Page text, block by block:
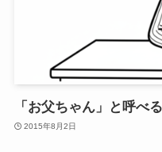
「お父ちゃん」と呼べ
2015年8月2日